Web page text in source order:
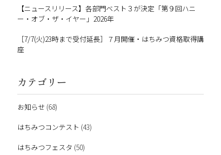
【ニュースリリース】各部門ベスト３が決定「第９回ハニ
ー・オブ・ザ・イヤー」2026年
［7/7(火)23時まで受付延長］７月開催・はちみつ資格取得講
座
カテゴリー
お知らせ (68)
はちみつコンテスト (43)
はちみつフェスタ (50)